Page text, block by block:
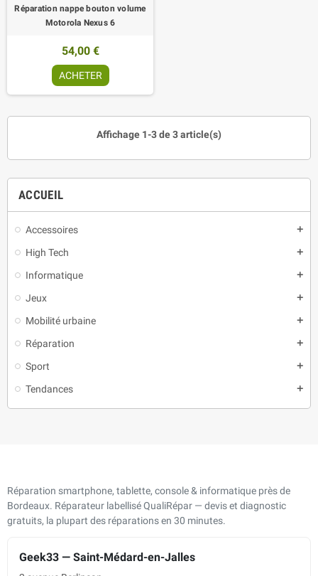
ACCUEIL
Accessoires add
High Tech add
Informatique add
Jeux add
Mobilité urbaine add
Réparation add
Sport add
Tendances add
Réparation nappe bouton volume
Motorola Nexus 6
54,00 €
ACHETER
Affichage 1-3 de 3 article(s)
Réparation smartphone, tablette, console & informatique près de
Bordeaux. Réparateur labellisé QualiRépar — devis et diagnostic
gratuits, la plupart des réparations en 30 minutes.
Geek33 — Saint-Médard-en-Jalles